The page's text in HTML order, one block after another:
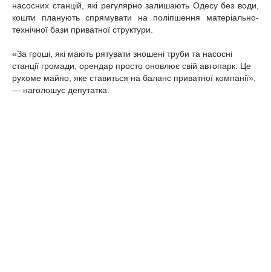
насосних станцій, які регулярно залишають Одесу без води,
кошти планують спрямувати на поліпшення матеріально-
технічної бази приватної структури.
«За гроші, які мають рятувати зношені труби та насосні
станції громади, орендар просто оновлює свій автопарк. Це
рухоме майно, яке ставиться на баланс приватної компанії»,
— наголошує депутатка.